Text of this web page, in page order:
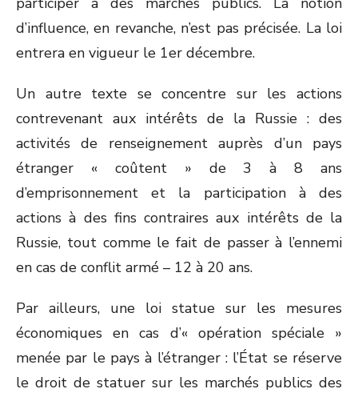
d’influence, en revanche, n’est pas précisée. La loi
entrera en vigueur le 1er décembre.
Un autre texte se concentre sur les actions
contrevenant aux intérêts de la Russie : des
activités de renseignement auprès d’un pays
étranger « coûtent » de 3 à 8 ans
d’emprisonnement et la participation à des
actions à des fins contraires aux intérêts de la
Russie, tout comme le fait de passer à l’ennemi
en cas de conflit armé – 12 à 20 ans.
Par ailleurs, une loi statue sur les mesures
économiques en cas d’« opération spéciale »
menée par le pays à l’étranger : l’État se réserve
le droit de statuer sur les marchés publics des